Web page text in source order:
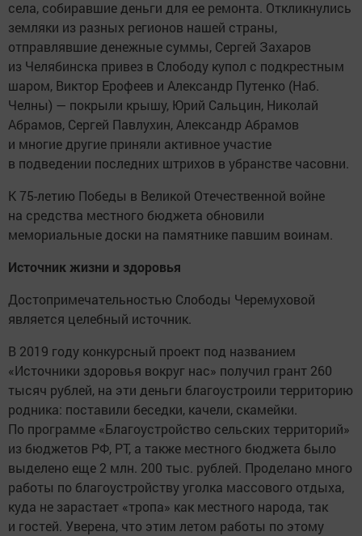
села, собиравшие деньги для ее ремонта. Откликнулись
земляки из разных регионов нашей страны,
отправлявшие денежные суммы, Сергей Захаров
из Челябинска привез в Слободу купол с подкрестным
шаром, Виктор Ерофеев и Александр Путенко (Наб.
Челны) — покрыли крышу, Юрий Сальцин, Николай
Абрамов, Сергей Павлухин, Александр Абрамов
и многие другие приняли активное участие
в подведении последних штрихов в убранстве часовни.
К 75-летию Победы в Великой Отечественной войне
на средства местного бюджета обновили
мемориальные доски на памятнике павшим воинам.
Источник жизни и здоровья
Достопримечательностью Слободы Черемуховой
является целебный источник.
В 2019 году конкурсный проект под названием
«Источники здоровья вокруг нас» получил грант 260
тысяч рублей, на эти деньги благоустроили территорию
родника: поставили беседки, качели, скамейки.
По программе «Благоустройство сельских территорий»
из бюджетов РФ, РТ, а также местного бюджета было
выделено еще 2 млн. 200 тыс. рублей. Проделано много
работы по благоустройству уголка массового отдыха,
куда не зарастает «тропа» как местного народа, так
и гостей. Уверена, что этим летом работы по этому